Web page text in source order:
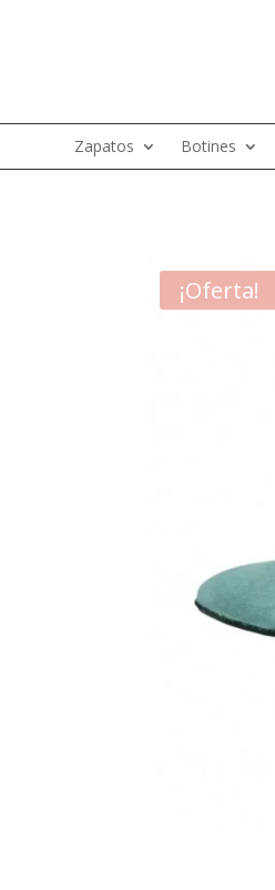
Zapatos Botines
¡Oferta!